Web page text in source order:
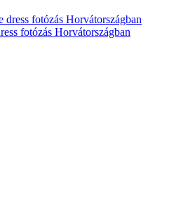
fotózás Horvátországban